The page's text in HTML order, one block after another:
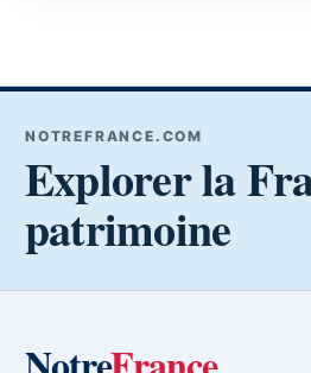
NOTREFRANCE.COM
Explorer la
patrimoine